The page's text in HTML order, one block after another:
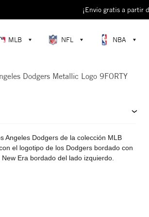
¡Envío gratis a partir
¡Descubre colecciones exclusivas en la
MLB NFL NBA
Dodgers Metallic Logo 9FORTY
Angeles Dodgers de la colección MLB
el logotipo de los Dodgers bordado con
Era bordado del lado izquierdo.